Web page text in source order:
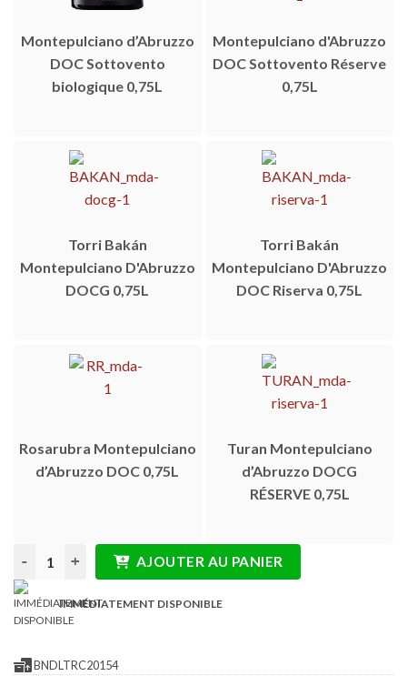
Montepulciano d’Abruzzo
DOC Sottovento
biologique 0,75L
Montepulciano d'Abruzzo
DOC Sottovento Réserve
0,75L
Torri Bakán
Montepulciano D'Abruzzo
DOCG 0,75L
Torri Bakán
Montepulciano D'Abruzzo
DOC Riserva 0,75L
Rosarubra Montepulciano
d’Abruzzo DOC 0,75L
Turan Montepulciano
d’Abruzzo DOCG
RÉSERVE 0,75L
quantité de Coffret Sélection des Meilleurs Rouges en
AJOUTER AU PANIER
IMMÉDIATEMENT DISPONIBLE
BNDLTRC20154